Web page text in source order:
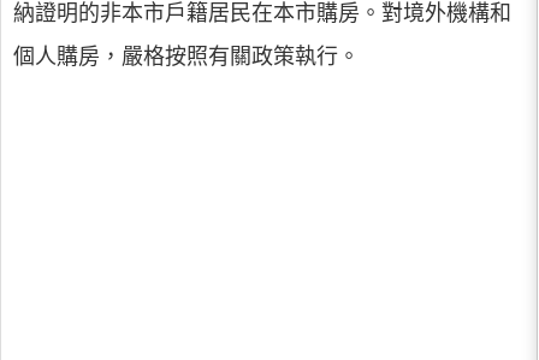
納證明的非本市戶籍居民在本市購房。對境外機構和
個人購房，嚴格按照有關政策執行。